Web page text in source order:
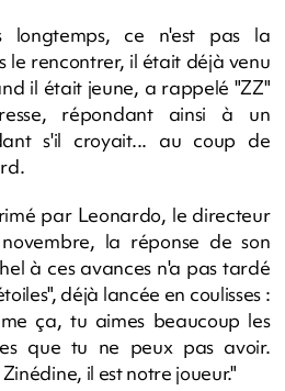
longtemps, ce n'est pas la
le rencontrer, il était déjà venu
il était jeune, a rappelé "ZZ"
répondant ainsi à un
s'il croyait... au coup de
par Leonardo, le directeur
la réponse de son
à ces avances n'a pas tardé
déjà lancée en coulisses :
ça, tu aimes beaucoup les
que tu ne peux pas avoir.
il est notre joueur."